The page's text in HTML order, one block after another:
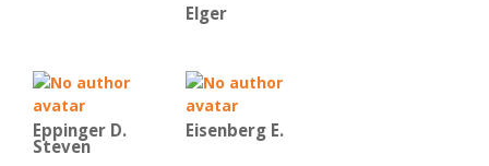
Elger
Eppinger D.
Steven
Eisenberg E.